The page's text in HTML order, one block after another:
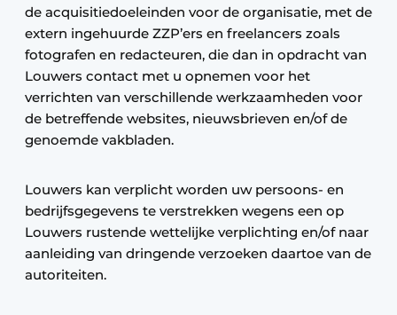
de acquisitiedoeleinden voor de organisatie, met de
extern ingehuurde ZZP’ers en freelancers zoals
fotografen en redacteuren, die dan in opdracht van
Louwers contact met u opnemen voor het
verrichten van verschillende werkzaamheden voor
de betreffende websites, nieuwsbrieven en/of de
genoemde vakbladen.
Louwers kan verplicht worden uw persoons- en
bedrijfsgegevens te verstrekken wegens een op
Louwers rustende wettelijke verplichting en/of naar
aanleiding van dringende verzoeken daartoe van de
autoriteiten.